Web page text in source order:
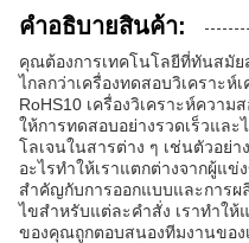
คําอธิบายสินค้า:
คุณต้องการเทคโนโลยีที่ทันสมัย
ไกลกว่าเครื่องทดสอบวิเคราะ
RoHS10 เครื่องวิเคราะห์ความ
ให้การทดสอบอย่างรวดเร็วแล
โลเจนในสารต่าง ๆ เช่นตัวอย่า
อะไรทําให้เราแตกต่างจากผู้แข่
สําคัญกับการออกแบบและการผ
ไขสําหรับแต่ละคําสั่ง เราทําให้
ของคุณถูกตอบสนองทีมงานของ